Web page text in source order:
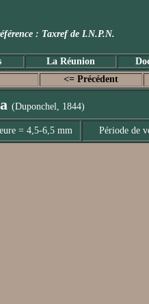
référence : Taxref de I.N.P.N.
La Réunion
<= Précédent
(Duponchel, 1844)
= 4,5-6,5 mm Période de